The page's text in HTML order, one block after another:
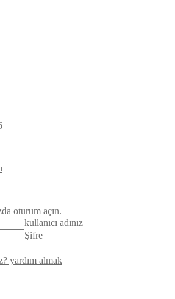
oturum açın.
kullanıcı adınız
Şifre
yardım almak